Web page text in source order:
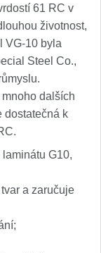
61 RC v
životnost,
VG-10 byla
Steel Co.,
dalších
dostatečná k
G10,
a zaručuje